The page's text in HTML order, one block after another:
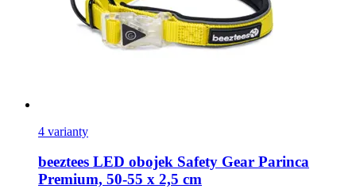
4 varianty
beeztees LED obojek Safety Gear Parinca
Premium, 50-​55 x 2,5 cm